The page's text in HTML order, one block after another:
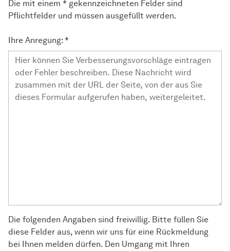
Die mit einem * gekennzeichneten Felder sind
Pflichtfelder und müssen ausgefüllt werden.
Ihre Anregung: *
Die folgenden Angaben sind freiwillig. Bitte füllen Sie
diese Felder aus, wenn wir uns für eine Rückmeldung
bei Ihnen melden dürfen. Den Umgang mit Ihren